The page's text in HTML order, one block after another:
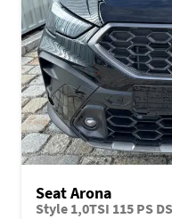
Seat Arona